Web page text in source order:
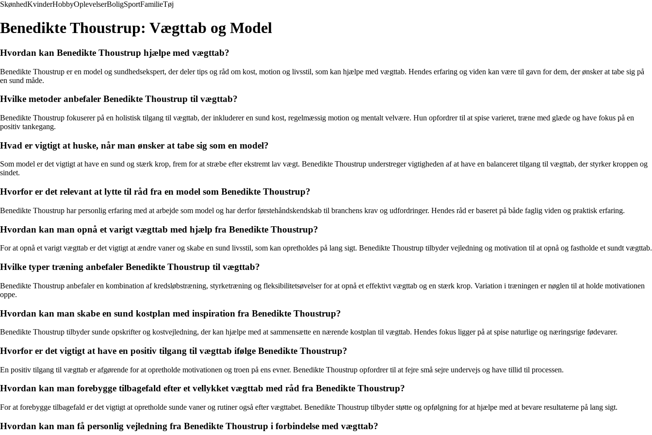
SkønhedKvinderHobbyOplevelserBoligSportFamilieTøj
Benedikte Thoustrup: Vægttab og Model
Hvordan kan Benedikte Thoustrup hjælpe med vægttab?
Benedikte Thoustrup er en model og sundhedsekspert, der deler tips og råd om kost, motion og livsstil, som kan hjælpe med vægttab. Hendes erfaring og viden kan være til gavn for dem, der ønsker at tabe sig på
en sund måde.
Hvilke metoder anbefaler Benedikte Thoustrup til vægttab?
Benedikte Thoustrup fokuserer på en holistisk tilgang til vægttab, der inkluderer en sund kost, regelmæssig motion og mentalt velvære. Hun opfordrer til at spise varieret, træne med glæde og have fokus på en
positiv tankegang.
Hvad er vigtigt at huske, når man ønsker at tabe sig som en model?
Som model er det vigtigt at have en sund og stærk krop, frem for at stræbe efter ekstremt lav vægt. Benedikte Thoustrup understreger vigtigheden af at have en balanceret tilgang til vægttab, der styrker kroppen og
sindet.
Hvorfor er det relevant at lytte til råd fra en model som Benedikte Thoustrup?
Benedikte Thoustrup har personlig erfaring med at arbejde som model og har derfor førstehåndskendskab til branchens krav og udfordringer. Hendes råd er baseret på både faglig viden og praktisk erfaring.
Hvordan kan man opnå et varigt vægttab med hjælp fra Benedikte Thoustrup?
For at opnå et varigt vægttab er det vigtigt at ændre vaner og skabe en sund livsstil, som kan opretholdes på lang sigt. Benedikte Thoustrup tilbyder vejledning og motivation til at opnå og fastholde et sundt vægttab.
Hvilke typer træning anbefaler Benedikte Thoustrup til vægttab?
Benedikte Thoustrup anbefaler en kombination af kredsløbstræning, styrketræning og fleksibilitetsøvelser for at opnå et effektivt vægttab og en stærk krop. Variation i træningen er nøglen til at holde motivationen
oppe.
Hvordan kan man skabe en sund kostplan med inspiration fra Benedikte Thoustrup?
Benedikte Thoustrup tilbyder sunde opskrifter og kostvejledning, der kan hjælpe med at sammensætte en nærende kostplan til vægttab. Hendes fokus ligger på at spise naturlige og næringsrige fødevarer.
Hvorfor er det vigtigt at have en positiv tilgang til vægttab ifølge Benedikte Thoustrup?
En positiv tilgang til vægttab er afgørende for at opretholde motivationen og troen på ens evner. Benedikte Thoustrup opfordrer til at fejre små sejre undervejs og have tillid til processen.
Hvordan kan man forebygge tilbagefald efter et vellykket vægttab med råd fra Benedikte Thoustrup?
For at forebygge tilbagefald er det vigtigt at opretholde sunde vaner og rutiner også efter vægttabet. Benedikte Thoustrup tilbyder støtte og opfølgning for at hjælpe med at bevare resultaterne på lang sigt.
Hvordan kan man få personlig vejledning fra Benedikte Thoustrup i forbindelse med vægttab?